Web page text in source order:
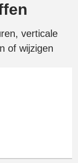
verticale
of wijzigen